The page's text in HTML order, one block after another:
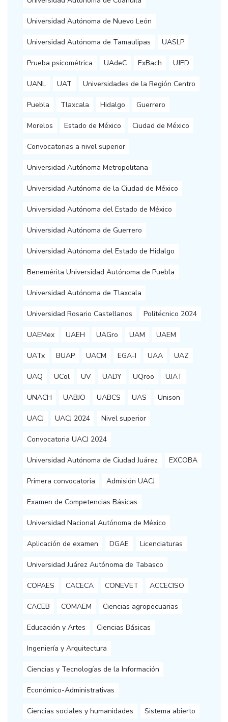
Universidad Autónoma de Nuevo León
Universidad Autónoma de Tamaulipas UASLP
Prueba psicométrica UAdeC ExBach UJED
UANL UAT Universidades de la Región Centro
Puebla Tlaxcala Hidalgo Guerrero
Morelos Estado de México Ciudad de México
Convocatorias a nivel superior
Universidad Autónoma Metropolitana
Universidad Autónoma de la Ciudad de México
Universidad Autónoma del Estado de México
Universidad Autónoma de Guerrero
Universidad Autónoma del Estado de Hidalgo
Benemérita Universidad Autónoma de Puebla
Universidad Autónoma de Tlaxcala
Universidad Rosario Castellanos Politécnico 2024
UAEMex UAEH UAGro UAM UAEM
UATx BUAP UACM EGA-I UAA UAZ
UAQ UCol UV UADY UQroo UJAT
UNACH UABJO UABCS UAS Unison
UACJ UACJ 2024 Nivel superior
Convocatoria UACJ 2024
Universidad Autónoma de Ciudad Juárez EXCOBA
Primera convocatoria Admisión UACJ
Examen de Competencias Básicas
Universidad Nacional Autónoma de México
Aplicación de examen DGAE Licenciaturas
Universidad Juárez Autónoma de Tabasco
COPAES CACECA CONEVET ACCECISO
CACEB COMAEM Ciencias agropecuarias
Educación y Artes Ciencias Básicas
Ingeniería y Arquitectura
Ciencias y Tecnologías de la Información
Económico-Administrativas
Ciencias sociales y humanidades Sistema abierto